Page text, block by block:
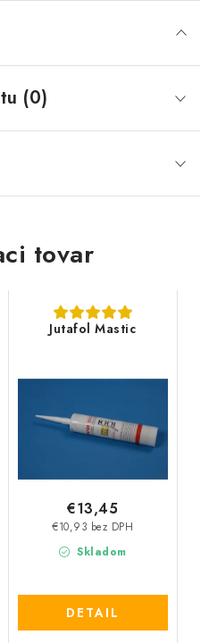
(0)
tovar
Jutafol Mastic
Skladom
€10,93 bez DPH
€13,45
DETAIL